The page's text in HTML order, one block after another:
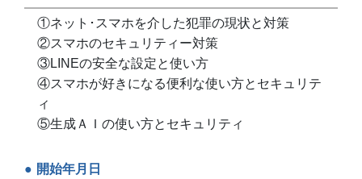
①ネット･スマホを介した犯罪の現状と対策
②スマホのセキュリティー対策
③LINEの安全な設定と使い方
④スマホが好きになる便利な使い方とセキュリテ
ィ
⑤生成ＡＩの使い方とセキュリティ
開始年月日